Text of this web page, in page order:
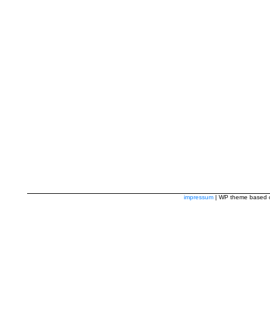
impressum | WP theme based